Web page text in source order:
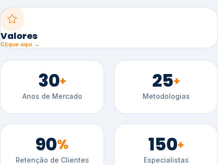
Valores
Clique aqui →
30+
Anos de Mercado
25+
Metodologias
90%
Retenção de Clientes
150+
Especialistas